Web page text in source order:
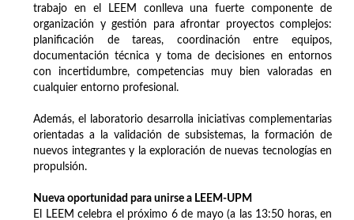
trabajo en el LEEM conlleva una fuerte componente de
organización y gestión para afrontar proyectos complejos:
planificación de tareas, coordinación entre equipos,
documentación técnica y toma de decisiones en entornos
con incertidumbre, competencias muy bien valoradas en
cualquier entorno profesional.
Además, el laboratorio desarrolla iniciativas complementarias
orientadas a la validación de subsistemas, la formación de
nuevos integrantes y la exploración de nuevas tecnologías en
propulsión.
Nueva oportunidad para unirse a LEEM-UPM
El LEEM celebra el próximo 6 de mayo (a las 13:50 horas, en